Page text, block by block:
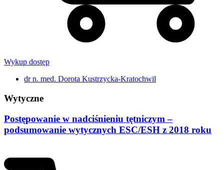
Wykup dostęp
dr n. med. Dorota Kustrzycka-Kratochwil
Wytyczne
Postępowanie w nadciśnieniu tętniczym –
podsumowanie wytycznych ESC/ESH z 2018 roku